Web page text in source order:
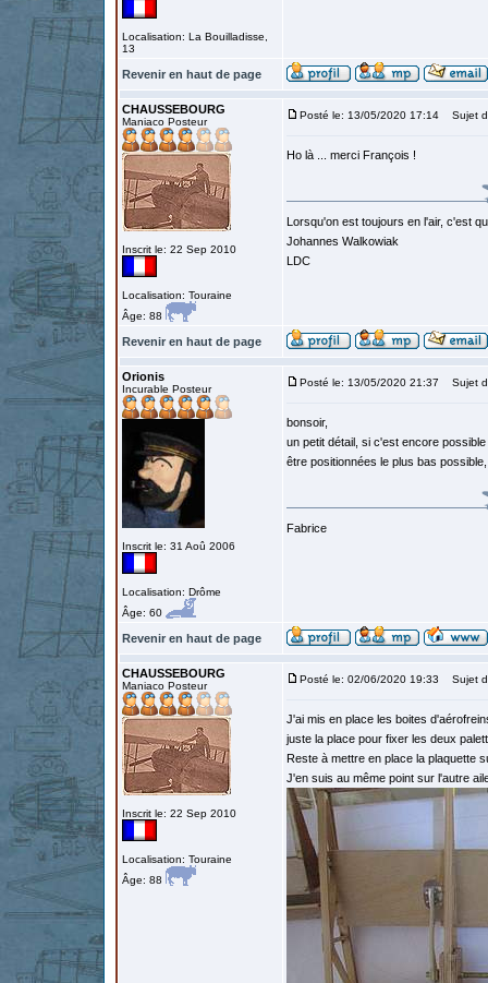
Localisation: La Bouilladisse,
13
Revenir en haut de page
CHAUSSEBOURG
Maniaco Posteur
Inscrit le: 22 Sep 2010
Localisation: Touraine
Âge: 88
Posté le: 13/05/2020 17:14 Sujet
Ho là ... merci François !
Lorsqu'on est toujours en l'air, c'est
Johannes Walkowiak
LDC
Revenir en haut de page
Orionis
Incurable Posteur
Inscrit le: 31 Aoû 2006
Localisation: Drôme
Âge: 60
Posté le: 13/05/2020 21:37 Sujet
bonsoir,
un petit détail, si c'est encore
être positionnées le plus bas
Fabrice
Revenir en haut de page
CHAUSSEBOURG
Maniaco Posteur
Inscrit le: 22 Sep 2010
Localisation: Touraine
Âge: 88
Posté le: 02/06/2020 19:33 Sujet
J'ai mis en place les boites
juste la place pour fixer les deux
Reste à mettre en place la plaquette
J'en suis au même point sur l'autre